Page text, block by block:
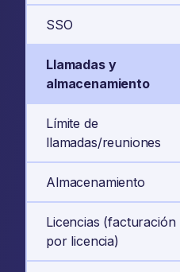
SSO
Llamadas y
almacenamiento
Límite de
llamadas/reuniones
Almacenamiento
Licencias (facturación
por licencia)